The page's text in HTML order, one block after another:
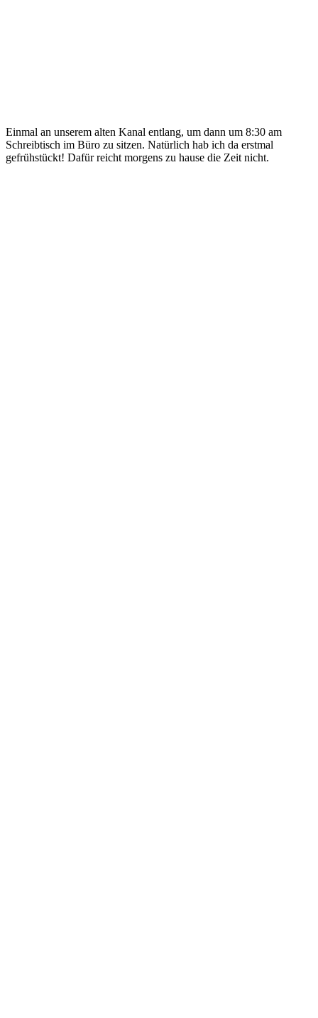
Einmal an unserem alten Kanal entlang, um dann um 8:30 am
Schreibtisch im Büro zu sitzen. Natürlich hab ich da erstmal
gefrühstückt! Dafür reicht morgens zu hause die Zeit nicht.